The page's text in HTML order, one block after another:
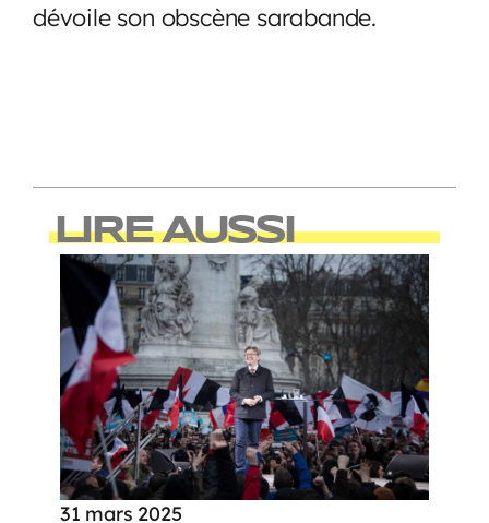
dévoile son obscène sarabande.
LIRE AUSSI
31 mars 2025